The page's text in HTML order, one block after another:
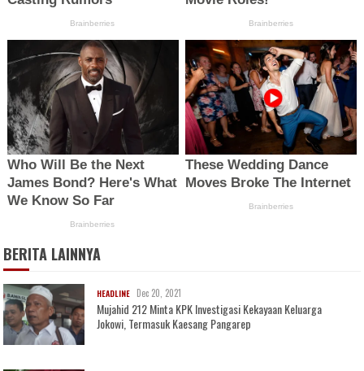
BERITA LAINNYA
HEADLINE Dec 20, 2021
Mujahid 212 Minta KPK Investigasi Kekayaan Keluarga
Jokowi, Termasuk Kaesang Pangarep